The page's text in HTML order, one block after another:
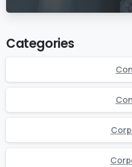
Categories